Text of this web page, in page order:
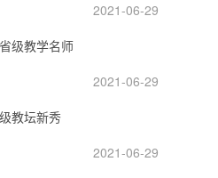
2021-06-29
级教学名师
2021-06-29
教坛新秀
2021-06-29